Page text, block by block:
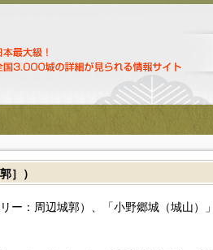
］）
ー：周辺城郭）、「小野郷城（城山）